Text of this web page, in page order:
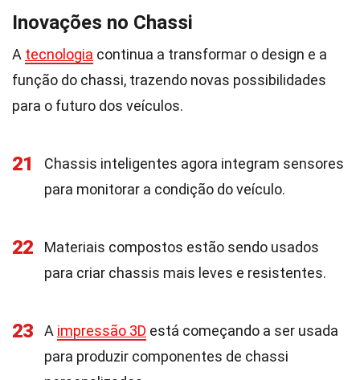
Inovações no Chassi
A tecnologia continua a transformar o design e a
função do chassi, trazendo novas possibilidades
para o futuro dos veículos.
21
Chassis inteligentes agora integram sensores
para monitorar a condição do veículo.
22
Materiais compostos estão sendo usados
para criar chassis mais leves e resistentes.
23 A impressão 3D está começando a ser usada
para produzir componentes de chassi